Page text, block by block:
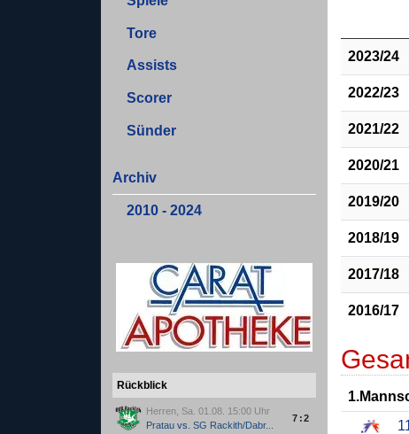
Tore
Assists
Scorer
Sünder
Archiv
2010 - 2024
Rückblick
Herren, Sa. 01.08. 15:00 Uhr
Pratauvs. SG Rackith/Dabr...
7:2
2023/24
2022/23
2021/22
2020/21
2019/20
2018/19
2017/18
2016/17